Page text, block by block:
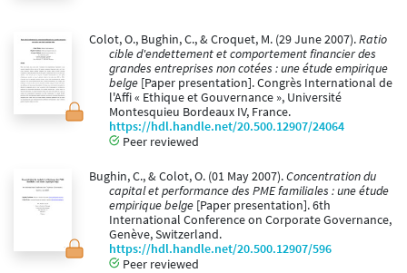
Colot, O., Bughin, C., & Croquet, M. (29 June 2007).Ratio
cible d'endettement et comportement financier des
grandes entreprises non cotées : une étude empirique
belge [Paper presentation]. Congrès International de
l'Affi « Ethique et Gouvernance », Université
Montesquieu Bordeaux IV, France.
https://hdl.handle.net/20.500.12907/24064
Peer reviewed
Bughin, C., & Colot, O. (01 May 2007).Concentration du
capital et performance des PME familiales : une étude
empirique belge [Paper presentation]. 6th
International Conference on Corporate Governance,
Genève, Switzerland.
https://hdl.handle.net/20.500.12907/596
Peer reviewed